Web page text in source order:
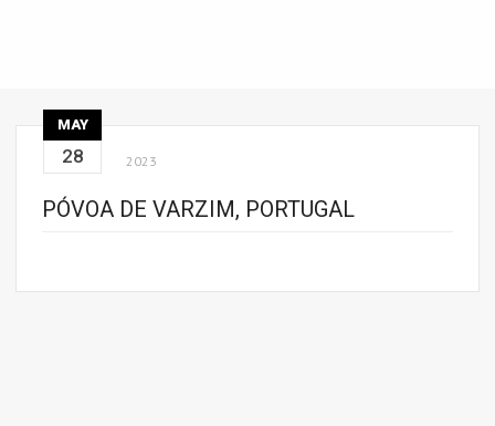
MAY
28 2023
PÓVOA DE VARZIM, PORTUGAL